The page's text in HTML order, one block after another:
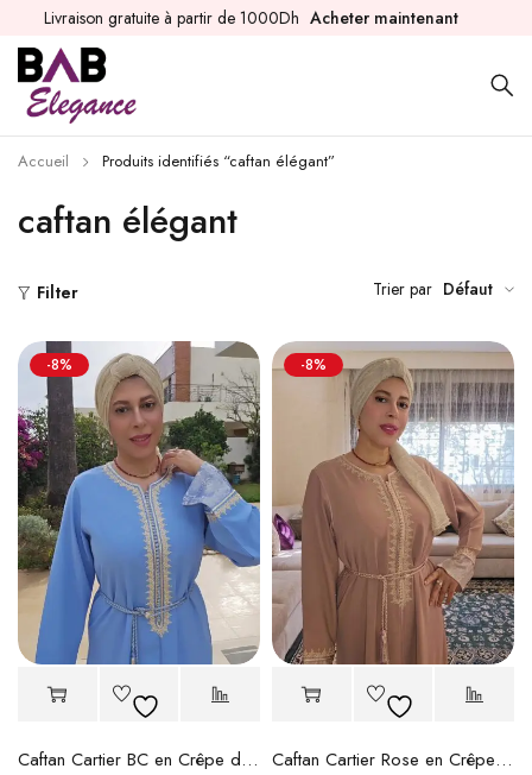
Livraison gratuite à partir de 1000Dh Acheter maintenant
caftan élégant
Accueil Produits identifiés “caftan élégant”
Filter Trier par Défaut
-8%
Caftan Cartier BC en Crêpe de Soie – Zwaak Maâlem et Ceinture en Soie
-8%
Caftan Cartier Rose en Crêpe de Soie Premium